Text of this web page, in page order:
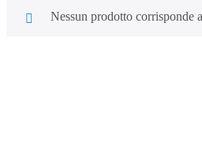
Nessun prodotto corrisponde